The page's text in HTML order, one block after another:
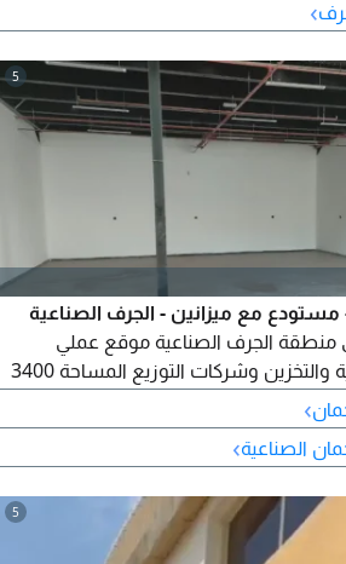
›
5
مستودع مع ميزانين - الجرف الصناعية
منطقة الجرف الصناعية موقع عملي
مناسب للأنشطة الصناعية والتخزين وشركات التوزيع المساحة 3400
باستغلال المساحة بكفاءة مناسب
والمشاريع الصغيرة والمتوسطة
›
الصناعية›
5